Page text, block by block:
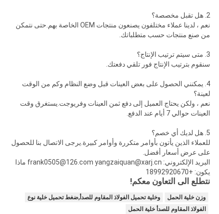
2. هل تقبل مخصصة؟
نعم ، لدينا عملاء مختلفون يصنعون منتجات OEM الخاصة بهم.حتى نتمكن
من صنع منتجات حسب متطلباتك.
3. متى سيتم ترتيب الإنتاج؟
سنقوم بترتيب الإنتاج فور تلقي دفعتك.
4. يمكنني الحصول على بعض العينات قبل وضع النظام وكم من الوقت
لعينة؟
نعم ، ولكن يحتاج العميل إلى دفع ثمن العينات وفريوجت.يستغرق وقت
العينات حوالي 7 أيام عند الدفع.
5. هل لديك أي خصم؟
للعملاء الذين يأتون بأوامر متكررة وأوامر كبيرة.يرجى الاتصال بنا للحصول
على عرض أسعار أفضل.
البريد الإلكتروني: frank0505@126.com yangzaiquan@xarj.cn ماذا
يكون: +18992920670
نتطلع الى التعاون معكم!
وزن خلية الحمل
وخلية تحميل الفولاذ المقاوم للصدأ,ضغط تحميل خلية نوع
الفولاذ المقاوم للصدأ خلية الحمل